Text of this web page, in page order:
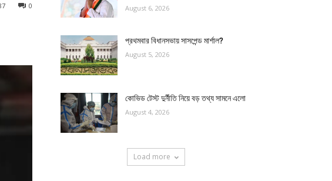
0 August 6, 2026
প্রথমবার বিধানসভায় সাসপেন্ড মার্শাল?
August 5, 2026
কোভিড টেস্ট দুর্নীতি নিয়ে বড় তথ্য সামনে এলো
August 4, 2026
Load more